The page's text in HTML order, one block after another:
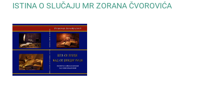
ISTINA O SLUČAJU MR ZORANA ČVOROVIĆA